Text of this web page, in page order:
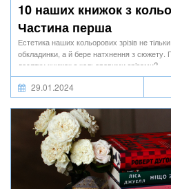
10 наших книжок з
Частина перша
Естетика наших кольорових зрізів не
обкладинки, а й бере натхнення з
десятку книжок з кольоровими зрізами?
29.01.2024